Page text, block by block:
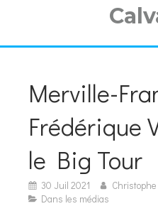
Merville-
Frédérique
le Big Tour
30 Juil 2021
Dans les médias